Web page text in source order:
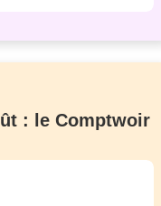
: le Comptwoir